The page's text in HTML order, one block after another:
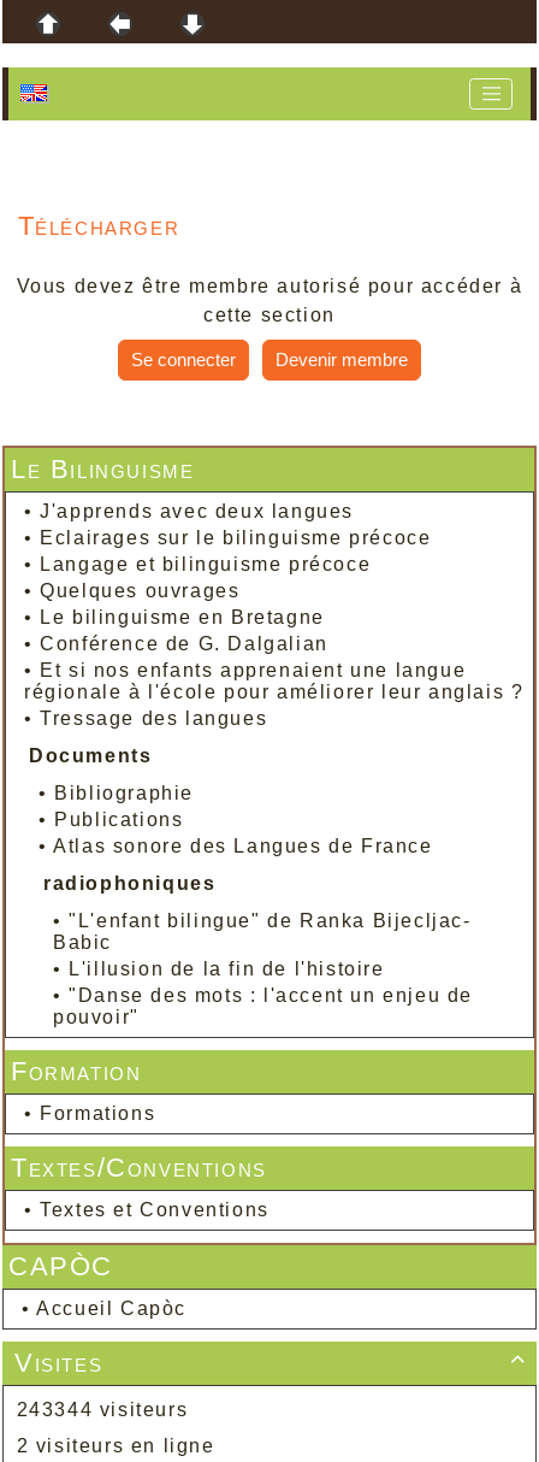
Le Bilinguisme
•J'apprends avec deux langues
• Eclairages sur le bilinguisme précoce
•
Langage et bilinguisme précoce
•Quelques ouvrages
•
Le bilinguisme en Bretagne
•Conférence de G. Dalgalian
• Et si nos enfants apprenaient une langue
régionale à l'école pour améliorer leur anglais ?
•Tressage des langues
Documents
• Bibliographie
• Publications
•Atlas sonore des Langues de France
radiophoniques
•"L'enfant bilingue" de Ranka Bijecljac-
Babic
•
L'illusion de la fin de l'histoire
•"Danse des mots : l'accent un enjeu de
pouvoir"
Formation
• Formations
Textes/Conventions
•Textes et Conventions
Télécharger
Vous devez être membre autorisé pour accéder à
cette section
Se connecter Devenir membre
CAPÒC
•Accueil Capòc

Visites
243344 visiteurs
2 visiteurs en ligne